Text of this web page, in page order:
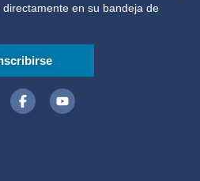
en su bandeja de